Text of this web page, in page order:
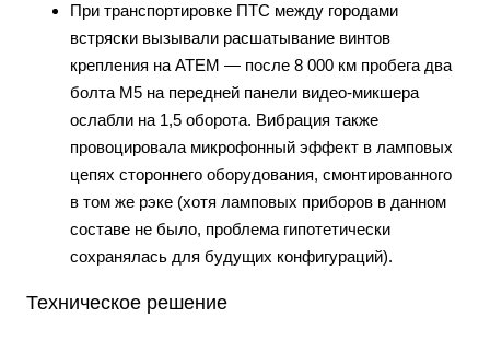
При транспортировке ПТС между городами
встряски вызывали расшатывание винтов
крепления на ATEM — после 8 000 км пробега два
болта M5 на передней панели видео-микшера
ослабли на 1,5 оборота. Вибрация также
провоцировала микрофонный эффект в ламповых
цепях стороннего оборудования, смонтированного
в том же рэке (хотя ламповых приборов в данном
составе не было, проблема гипотетически
сохранялась для будущих конфигураций).
Техническое решение